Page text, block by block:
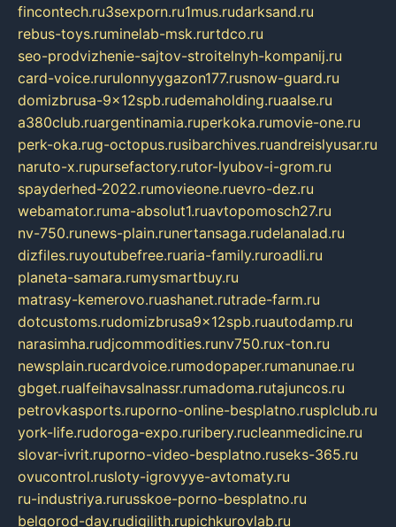
fincontech.ru3sexporn.ru1mus.rudarksand.ru
rebus-toys.ruminelab-msk.rurtdco.ru
seo-prodvizhenie-sajtov-stroitelnyh-kompanij.ru
card-voice.rurulonnyygazon177.rusnow-guard.ru
domizbrusa-9x12spb.rudemaholding.ruaalse.ru
a380club.ruargentinamia.ruperkoka.rumovie-one.ru
perk-oka.rug-octopus.rusibarchives.ruandreislyusar.ru
naruto-x.rupursefactory.rutor-lyubov-i-grom.ru
spayderhed-2022.rumovieone.ruevro-dez.ru
webamator.ruma-absolut1.ruavtopomosch27.ru
nv-750.runews-plain.runertansaga.rudelanalad.ru
dizfiles.ruyoutubefree.ruaria-family.ruroadli.ru
planeta-samara.rumysmartbuy.ru
matrasy-kemerovo.ruashanet.rutrade-farm.ru
dotcustoms.rudomizbrusa9x12spb.ruautodamp.ru
narasimha.rudjcommodities.runv750.rux-ton.ru
newsplain.rucardvoice.rumodopaper.rumanunae.ru
gbget.rualfeihavsalnassr.rumadoma.rutajuncos.ru
petrovkasports.ruporno-online-besplatno.rusplclub.ru
york-life.rudoroga-expo.ruribery.rucleanmedicine.ru
slovar-ivrit.ruporno-video-besplatno.ruseks-365.ru
ovucontrol.rusloty-igrovyye-avtomaty.ru
ru-industriya.rurusskoe-porno-besplatno.ru
belgorod-day.rudigilith.rupichkurovlab.ru